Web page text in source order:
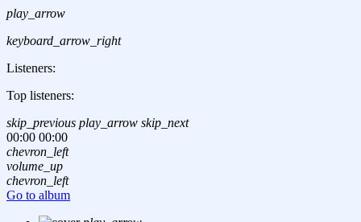
play_arrow
keyboard_arrow_right
Listeners:
Top listeners:
skip_previous play_arrow skip_next
00:00 00:00
chevron_left
volume_up
chevron_left
Go to album